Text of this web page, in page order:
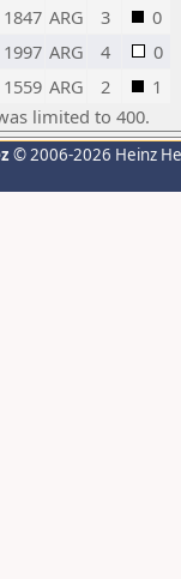
1847 ARG 3
0
1997 ARG 4
0
1559 ARG 2
1
limited to 400.
© 2006-2026 Heinz